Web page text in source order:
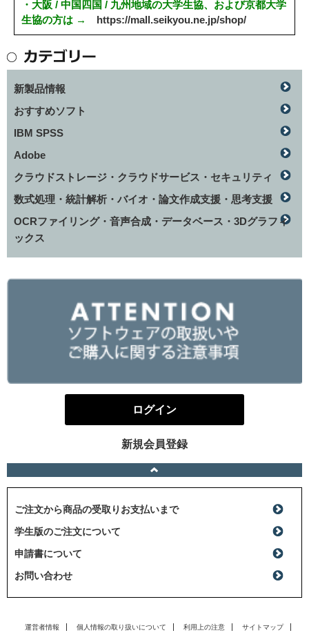
・大阪 / 中国四国 / 九州地域の大学生協、および京都大学
生協の方は → https://mall.seikyou.ne.jp/shop/
新製品情報
おすすめソフト
IBM SPSS
Adobe
クラウドストレージ・クラウドサービス・セキュリティ
数式処理・統計解析・バイオ・論文作成支援・思考支援
OCRファイリング・音声合成・データベース・3Dグラフィ
ックス
ログイン
新規会員登録
ご注文から商品の受取りお支払いまで
学生版のご注文について
申請書について
お問い合わせ
運営者情報 個人情報の取り扱いについて 利用上の注意 サイトマップ